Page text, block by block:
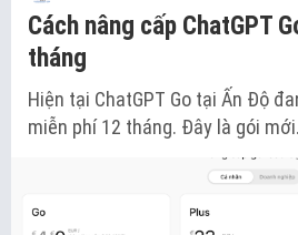
Cách nâng cấp ChatGPT
tháng
Hiện tại ChatGPT Go tại Ấn Độ
miễn phí 12 tháng. Đây là gói